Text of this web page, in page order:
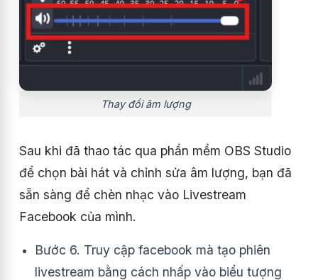
Thay đổi âm lượng
Sau khi đã thao tác qua phần mềm OBS Studio
để chọn bài hát và chỉnh sửa âm lượng, bạn đã
sẵn sàng để chèn nhạc vào Livestream
Facebook của mình.
Bước 6. Truy cập facebook mà tạo phiên
livestream bằng cách nhấp vào biểu tượng